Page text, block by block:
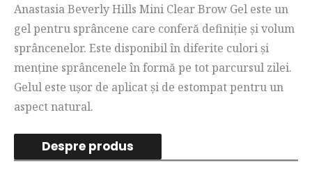
Anastasia Beverly Hills Mini Clear Brow Gel este un
gel pentru sprâncene care conferă definiție și volum
sprâncenelor. Este disponibil în diferite culori și
menține sprâncenele în formă pe tot parcursul zilei.
Gelul este ușor de aplicat și de estompat pentru un
aspect natural.
Despre produs